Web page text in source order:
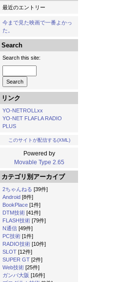
最近のエントリー
今まで見た映画で一番よかっ
た。
Search
Search this site:
リンク
YO-NETROLLxx
YO-NET FLAFLA RADIO
PLUS
このサイトが配信する(XML)
Powered by
Movable Type 2.65
カテゴリ別アーカイブ
2ちゃんねる [39件]
Android [8件]
BookPlace [1件]
DTM技術 [41件]
FLASH技術 [79件]
N通信 [49件]
PC技術 [1件]
RADIO技術 [10件]
SLOT [12件]
SUPER GT [2件]
Web技術 [25件]
ガンバ大阪 [16件]